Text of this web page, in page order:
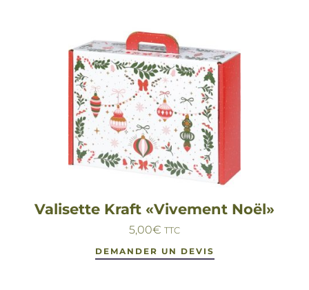
Valisette Kraft «Vivement Noël»
5,00€ TTC
DEMANDER UN DEVIS